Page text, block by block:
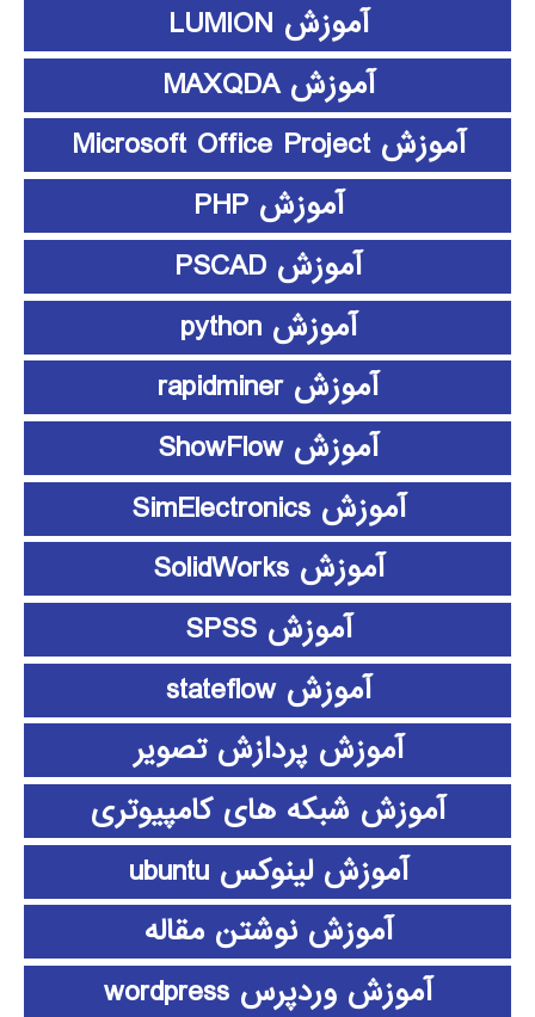
آموزش LUMION
آموزش MAXQDA
آموزش Microsoft Office Project
آموزش PHP
آموزش PSCAD
آموزش python
آموزش rapidminer
آموزش ShowFlow
آموزش SimElectronics
آموزش SolidWorks
آموزش SPSS
آموزش stateflow
آموزش پردازش تصویر
آموزش شبکه های کامپیوتری
آموزش لینوکس ubuntu
آموزش نوشتن مقاله
آموزش وردپرس wordpress